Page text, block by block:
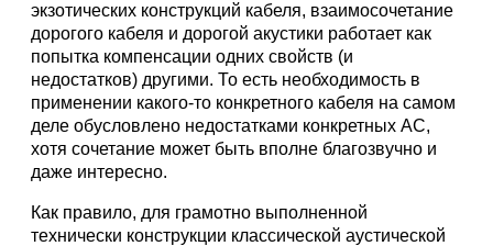
экзотических конструкций кабеля, взаимосочетание
дорогого кабеля и дорогой акустики работает как
попытка компенсации одних свойств (и
недостатков) другими. То есть необходимость в
применении какого-то конкретного кабеля на самом
деле обусловлено недостатками конкретных АС,
хотя сочетание может быть вполне благозвучно и
даже интересно.
Как правило, для грамотно выполненной
технически конструкции классической аустической